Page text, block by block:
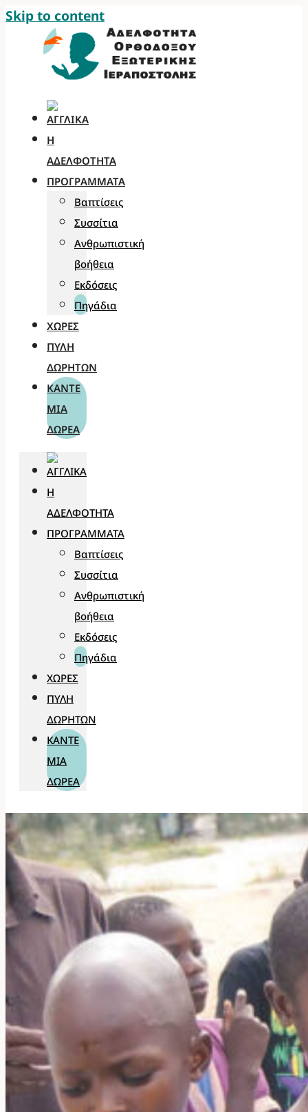
Skip to content
Η
ΑΔΕΛΦΌΤΗΤΑ
ΠΡΟΓΡΆΜΜΑΤΑ
Βαπτίσεις
Συσσίτια
Ανθρωπιστική
βοήθεια
Εκδόσεις
Πηγάδια
ΧΏΡΕΣ
ΠΎΛΗ
ΔΩΡΗΤΏΝ
ΚΆΝΤΕ
ΜΊΑ
ΔΩΡΕΆ
Η
ΑΔΕΛΦΌΤΗΤΑ
ΠΡΟΓΡΆΜΜΑΤΑ
Βαπτίσεις
Συσσίτια
Ανθρωπιστική
βοήθεια
Εκδόσεις
Πηγάδια
ΧΏΡΕΣ
ΠΎΛΗ
ΔΩΡΗΤΏΝ
ΚΆΝΤΕ
ΜΊΑ
ΔΩΡΕΆ